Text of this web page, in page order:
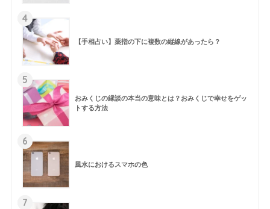
4
【手相占い】薬指の下に複数の縦線があったら？
5
おみくじの縁談の本当の意味とは？おみくじで幸せをゲッ
トする方法
6
風水におけるスマホの色
7